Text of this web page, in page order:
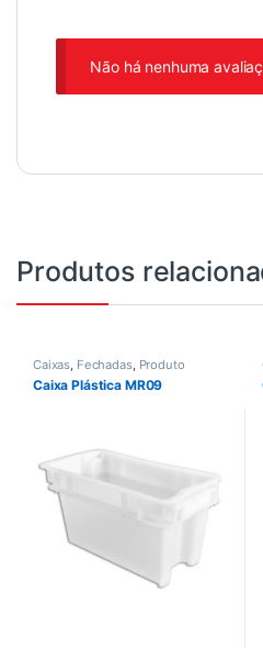
Não há nenhuma
Produtos
Caixas Fechadas, Produto
Caixa Plástica MR09